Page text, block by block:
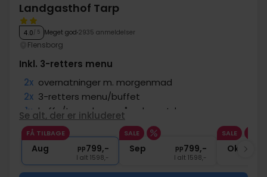
Landgasthof Tarp
4.0/ 5 Meget god 2935 anmeldelser
Flensborg
Inkl. 3-retters menu
2x overnatninger m. morgenmad
2x 3-retters menu/buffet
1x kaffe/te og kage på ankomstdagen
1x 1 glas bobler
1x spillerunde på keglebane
Se alt, der er inkluderet
FÅ TILBAGE
Aug pp799,-
I alt 1598,-
SALE
Sep pp799,-
I alt 1598,-
SALE
Okt